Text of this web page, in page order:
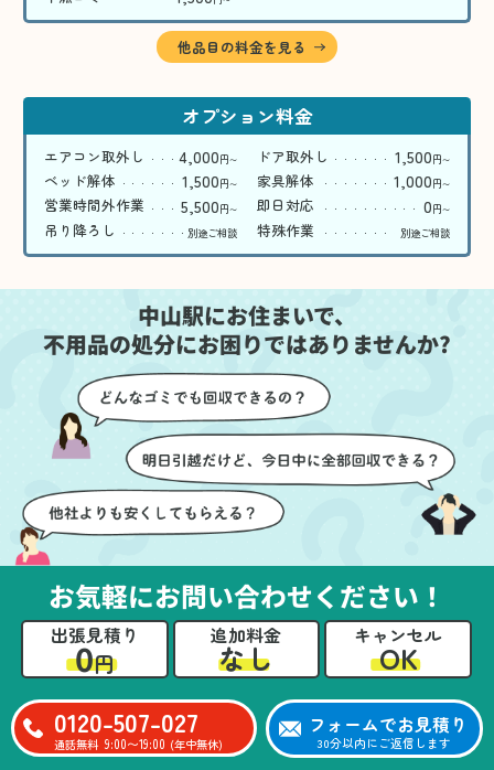
他品目の料金を見る
オプション料金
エアコン取外し 4,000円〜 ドア取外し 1,500円〜
ベッド解体 1,500円〜 家具解体 1,000円〜
営業時間外作業 5,500円〜 即日対応 0円〜
吊り降ろし 別途ご相談 特殊作業 別途ご相談
中山駅にお住まいで、
不用品の処分にお困りではありませんか?
お気軽にお問い合わせください！
出張見積り
0円
追加料金
なし
キャンセル
OK
0120-507-027
通話無料 9:00〜19:00 (年中無休)
フォームでお見積り
30分以内にご返信します